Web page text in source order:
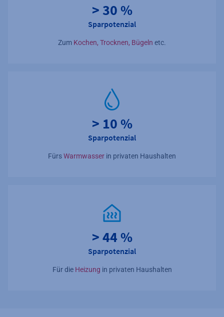
> 30 %
Sparpotenzial
Zum Kochen, Trocknen, Bügeln etc.
> 10 %
Sparpotenzial
FürsWarmwasser in privaten Haushalten
> 44 %
Sparpotenzial
Für die Heizung in privaten Haushalten